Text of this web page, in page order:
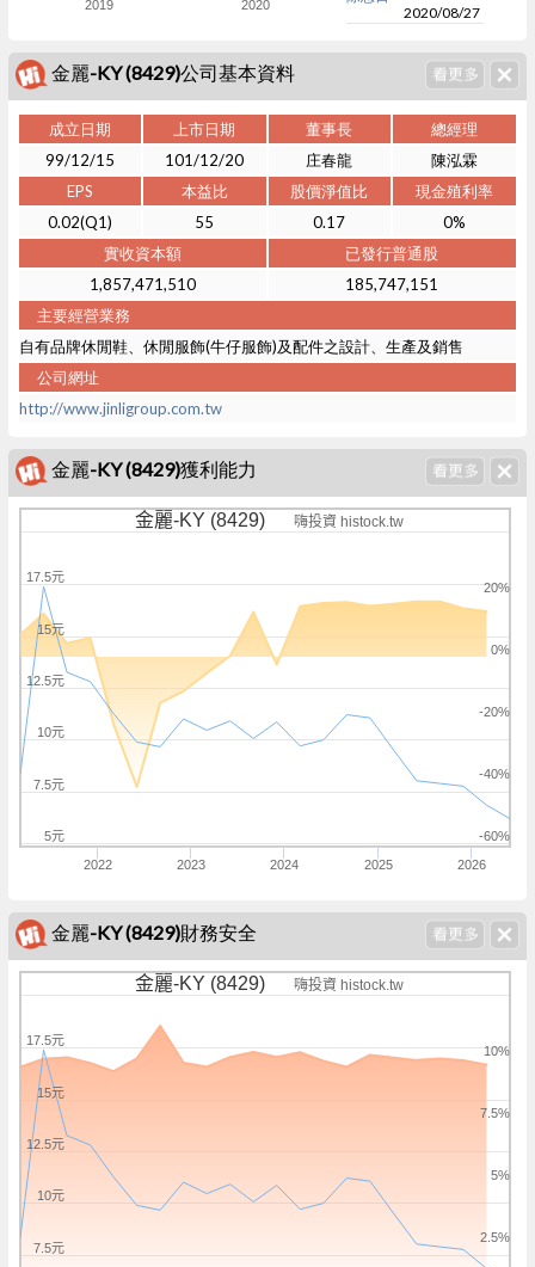
2019 2020
2020/08/27
金麗-KY (8429)公司基本資料
成立日期 上市日期 董事長
總經理
99/12/15
101/12/20 庄春龍
陳泓霖
EPS
本益比 股價淨值比
現金殖利率
0.02(Q1)
55 0.17
0%
實收資本額
已發行普通股
1,857,471,510
185,747,151
主要經營業務
自有品牌休閒鞋、休閒服飾(牛仔服飾)及配件之設計、生產及銷售
公司網址
http://www.jinligroup.com.tw
金麗-KY (8429)獲利能力
金麗-KY (8429) 嗨投資 histock.tw
2022 2023 2024 2025 2026
-60%
-40%
-20%
0%
20%
5元
7.5元
10元
12.5元
15元
17.5元
金麗-KY (8429)財務安全
金麗-KY (8429) 嗨投資 histock.tw
2.5%
5%
7.5%
10%
7.5元
10元
12.5元
15元
17.5元